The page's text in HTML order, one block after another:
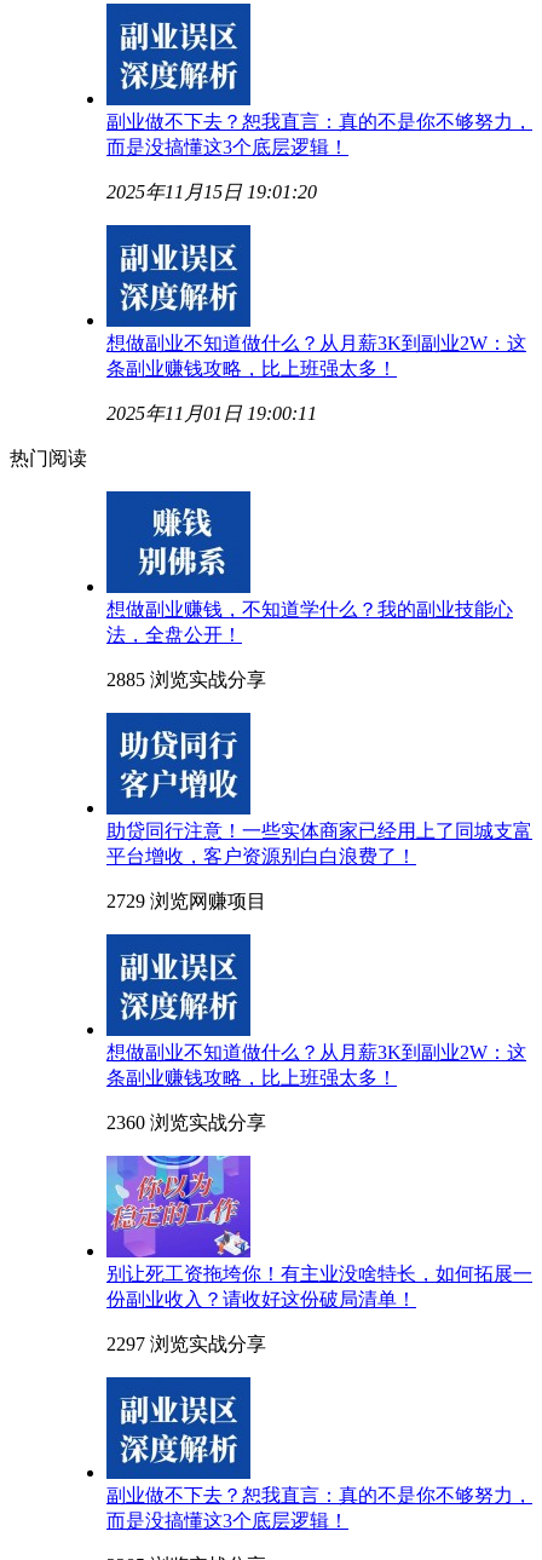
副业做不下去？恕我直言：真的不是你不够努力，
而是没搞懂这3个底层逻辑！
2025年11月15日 19:01:20
想做副业不知道做什么？从月薪3K到副业2W：这
条副业赚钱攻略，比上班强太多！
2025年11月01日 19:00:11
热门阅读
想做副业赚钱，不知道学什么？我的副业技能心
法，全盘公开！
2885 浏览实战分享
助贷同行注意！一些实体商家已经用上了同城支富
平台增收，客户资源别白白浪费了！
2729 浏览网赚项目
想做副业不知道做什么？从月薪3K到副业2W：这
条副业赚钱攻略，比上班强太多！
2360 浏览实战分享
别让死工资拖垮你！有主业没啥特长，如何拓展一
份副业收入？请收好这份破局清单！
2297 浏览实战分享
副业做不下去？恕我直言：真的不是你不够努力，
而是没搞懂这3个底层逻辑！